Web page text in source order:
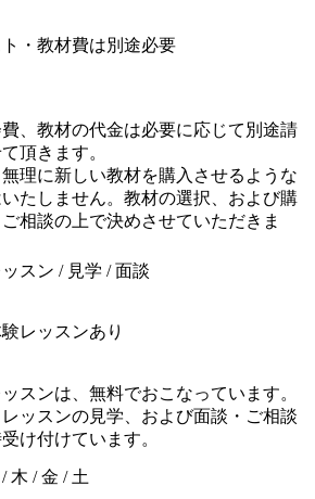
・教材費は別途必要
、教材の代金は必要に応じて別途請
頂きます。
理に新しい教材を購入させるような
いたしません。教材の選択、および購
ご相談の上で決めさせていただきま
スン / 見学 / 面談
レッスンあり
スンは、無料でおこなっています。
レッスンの見学、および面談・ご相談
け付けています。
木 / 金 / 土